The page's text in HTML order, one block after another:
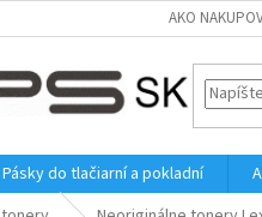
AKO
Pásky do tlačiarní a pokladní